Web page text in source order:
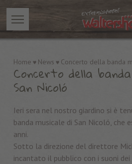
Home News Concerto della banda
Concerto della
San Nicoló
Ieri sera nel nostro giardino si è
banda musicale di San Nicoló, che
anni.
Sotto la direzione del direttore
incantato il pubblico con i suoni